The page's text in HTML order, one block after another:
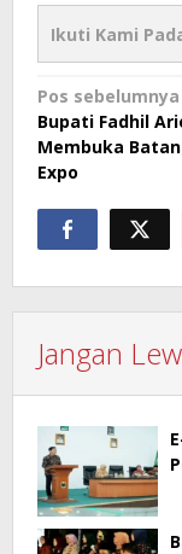
Ikuti Kami
Navigasi
pos
Pos sebelumnya
Bupati Fadhil
Membuka
Expo
Jangan